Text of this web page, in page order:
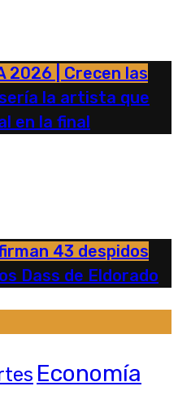
2026 | Crecen las
la artista que
en la final
43 despidos
Dass de Eldorado
Economía